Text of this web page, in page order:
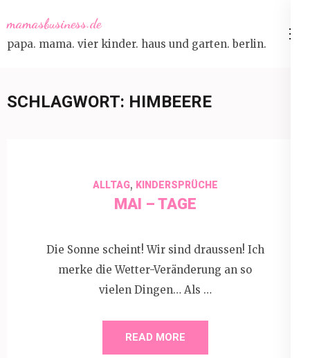
to
content
mamasbusiness.de
papa. mama. vier kinder. haus und garten. berlin.
SCHLAGWORT: HIMBEERE
ALLTAG, KINDERSPRÜCHE
MAI – TAGE
Die Sonne scheint! Wir sind draussen! Ich
merke die Wetter-Veränderung an so
vielen Dingen… Als …
READ MORE